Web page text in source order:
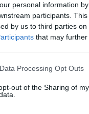
personal information
participants.
by us to third parties on
that may
this website/app uses
visit or usage
to Google and its
below specified
Processing Opt Outs
out of the Sharing of my
KÉPVISELŐNEK
EGYEZTETÉS
18:33